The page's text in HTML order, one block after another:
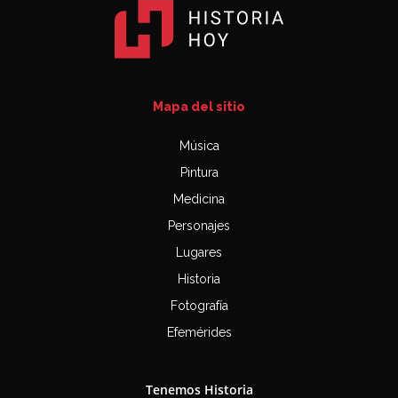
Mapa del sitio
Música
Pintura
Medicina
Personajes
Lugares
Historia
Fotografía
Efemérides
Tenemos Historia